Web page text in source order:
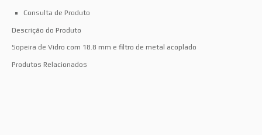
Consulta de Produto
Descrição do Produto
Sopeira de Vidro com 18.8 mm e filtro de metal acoplado
Produtos Relacionados